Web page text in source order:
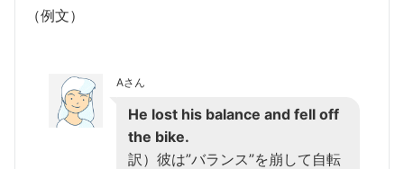
（例文）
Aさん
He lost his balance and fell off
the bike.
訳）彼は”バランス”を崩して自転